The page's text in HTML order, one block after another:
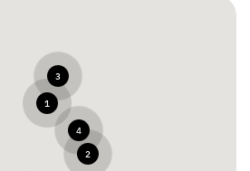
1
2
3
4